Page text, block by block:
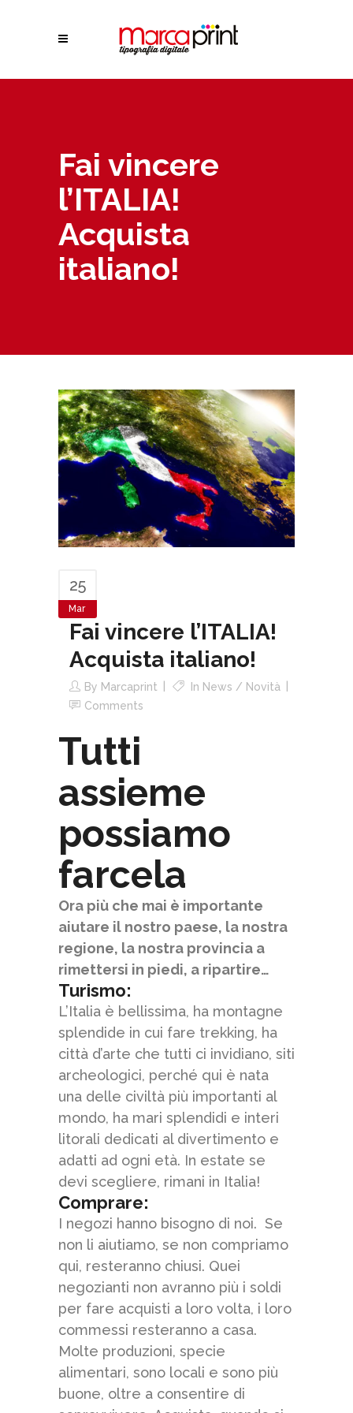
Fai vincere
l’ITALIA!
Acquista
italiano!
25
Mar
Fai vincere l’ITALIA!
Acquista italiano!
By Marcaprint In News / Novità
Comments
Tutti
assieme
possiamo
farcela
Ora più che mai è importante
aiutare il nostro paese, la nostra
regione, la nostra provincia a
rimettersi in piedi, a ripartire…
Turismo:
L’Italia è bellissima, ha montagne
splendide in cui fare trekking, ha
città d’arte che tutti ci invidiano, siti
archeologici, perché qui è nata
una delle civiltà più importanti al
mondo, ha mari splendidi e interi
litorali dedicati al divertimento e
adatti ad ogni età. In estate se
devi scegliere, rimani in Italia!
Comprare:
I negozi hanno bisogno di noi. Se
non li aiutiamo, se non compriamo
qui, resteranno chiusi. Quei
negozianti non avranno più i soldi
per fare acquisti a loro volta, i loro
commessi resteranno a casa.
Molte produzioni, specie
alimentari, sono locali e sono più
buone, oltre a consentire di